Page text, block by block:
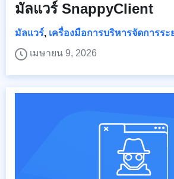
มัลแวร์ SnappyClient
มัลแวร์, เครื่องมือการบริหารจัดการระ
เมษายน 9, 2026